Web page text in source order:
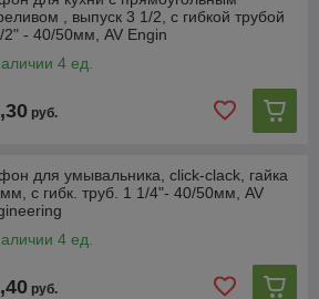
, выпуск 3 1/2, с гибкой трубой
2" - 40/50мм, AV Engin
4 ед.
руб.
для умывальника, click-clack, гайка
с гибк. труб. 1 1/4"- 40/50мм, AV
4 ед.
руб.